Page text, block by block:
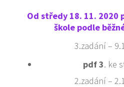
Od středy 18. 11. 2020
škole podle
3.zadání –
pdf 3. ke
2.zadání –